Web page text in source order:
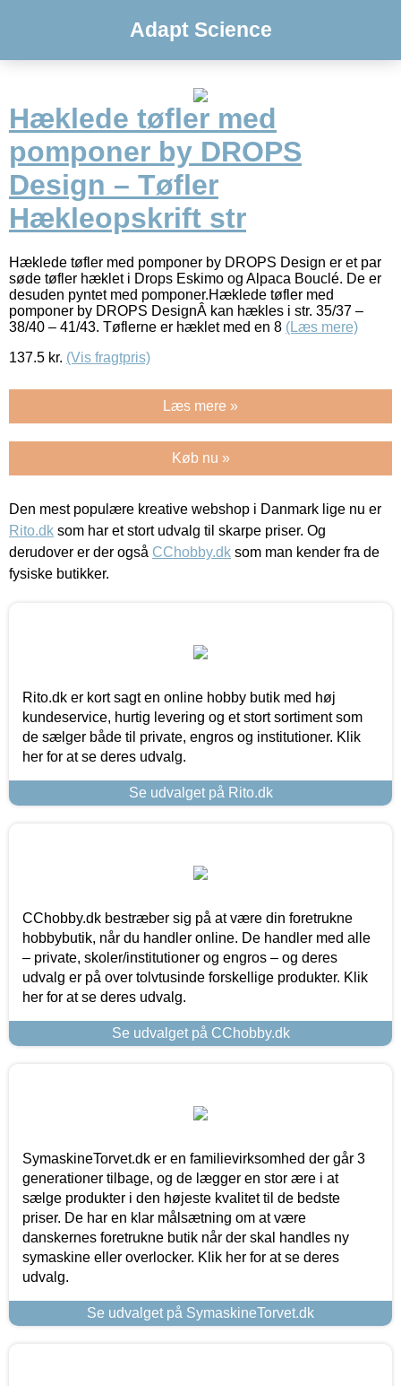
Adapt Science
Hæklede tøfler med
pomponer by DROPS
Design – Tøfler
Hækleopskrift str
Hæklede tøfler med pomponer by DROPS Design er et par
søde tøfler hæklet i Drops Eskimo og Alpaca Bouclé. De er
desuden pyntet med pomponer.Hæklede tøfler med
pomponer by DROPS DesignÂ kan hækles i str. 35/37 –
38/40 – 41/43. Tøflerne er hæklet med en 8 (Læs mere)
137.5 kr. (Vis fragtpris)
Læs mere »
Køb nu »
Den mest populære kreative webshop i Danmark lige nu er
Rito.dk som har et stort udvalg til skarpe priser. Og
derudover er der også CChobby.dk som man kender fra de
fysiske butikker.
Rito.dk er kort sagt en online hobby butik med høj
kundeservice, hurtig levering og et stort sortiment som
de sælger både til private, engros og institutioner. Klik
her for at se deres udvalg.
Se udvalget på Rito.dk
CChobby.dk bestræber sig på at være din foretrukne
hobbybutik, når du handler online. De handler med alle
– private, skoler/institutioner og engros – og deres
udvalg er på over tolvtusinde forskellige produkter. Klik
her for at se deres udvalg.
Se udvalget på CChobby.dk
SymaskineTorvet.dk er en familievirksomhed der går 3
generationer tilbage, og de lægger en stor ære i at
sælge produkter i den højeste kvalitet til de bedste
priser. De har en klar målsætning om at være
danskernes foretrukne butik når der skal handles ny
symaskine eller overlocker. Klik her for at se deres
udvalg.
Se udvalget på SymaskineTorvet.dk